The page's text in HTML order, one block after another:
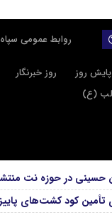
روابط عمومی
پایش روز روز خبرنگار
(ع)
حسینی در حوزه نت
کود کشت‌های